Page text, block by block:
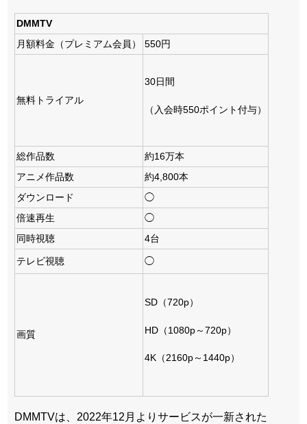
DMMTV
月額料金（プレミアム会員）
550円
無料トライアル
30日間
（入会時550ポイント付与）
総作品数
約16万本
アニメ作品数
約4,800本
ダウンロード
◯
倍速再生
◯
同時視聴
4台
テレビ視聴 ◯
画質
SD（720p）
HD（1080p～720p）
4K（2160p～1440p）
DMMTVは、2022年12月よりサービスが一新された